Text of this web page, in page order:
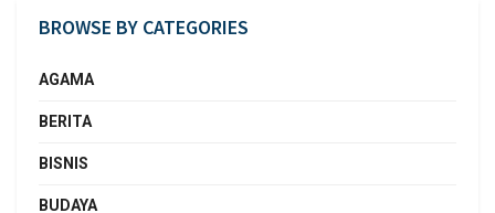
BROWSE BY CATEGORIES
AGAMA
BERITA
BISNIS
BUDAYA